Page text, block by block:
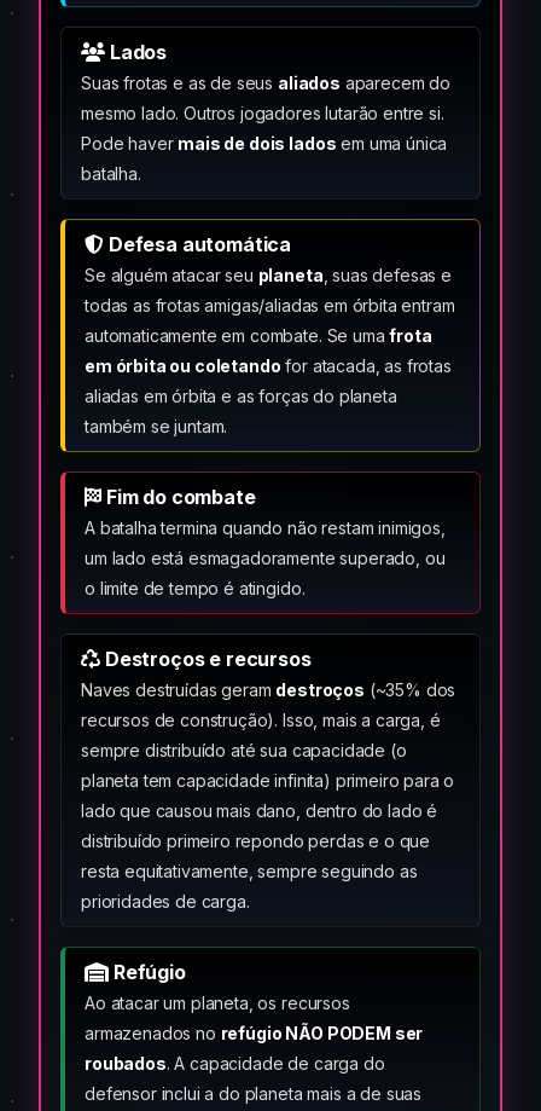
Lados
Suas frotas e as de seus aliados aparecem do
mesmo lado. Outros jogadores lutarão entre si.
Pode haver mais de dois lados em uma única
batalha.
Defesa automática
Se alguém atacar seu planeta , suas defesas e
todas as frotas amigas/aliadas em órbita entram
automaticamente em combate. Se umafrota
em órbita ou coletando for atacada, as frotas
aliadas em órbita e as forças do planeta
também se juntam.
Fim do combate
A batalha termina quando não restam inimigos,
um lado está esmagadoramente superado, ou
o limite de tempo é atingido.
Destroços e recursos
Naves destruídas geram destroços (~35% dos
recursos de construção). Isso, mais a carga, é
sempre distribuído até sua capacidade (o
planeta tem capacidade infinita) primeiro para o
lado que causou mais dano, dentro do lado é
distribuído primeiro repondo perdas e o que
resta equitativamente, sempre seguindo as
prioridades de carga.
Refúgio
Ao atacar um planeta, os recursos
armazenados no refúgio NÃO PODEM ser
roubados. A capacidade de carga do
defensor inclui a do planeta mais a de suas